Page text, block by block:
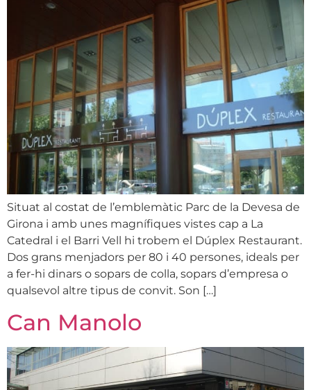
Situat al costat de l’emblemàtic Parc de la Devesa de
Girona i amb unes magnífiques vistes cap a La
Catedral i el Barri Vell hi trobem el Dúplex Restaurant.
Dos grans menjadors per 80 i 40 persones, ideals per
a fer-hi dinars o sopars de colla, sopars d’empresa o
qualsevol altre tipus de convit. Son […]
Can Manolo